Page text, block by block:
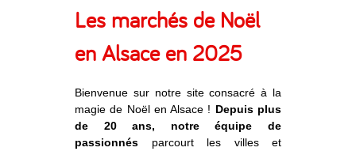
Les marchés de Noël
en Alsace en 2025
Bienvenue sur notre site consacré à la
magie de Noël en Alsace ! Depuis plus
de 20 ans, notre équipe de
passionnés parcourt les villes et